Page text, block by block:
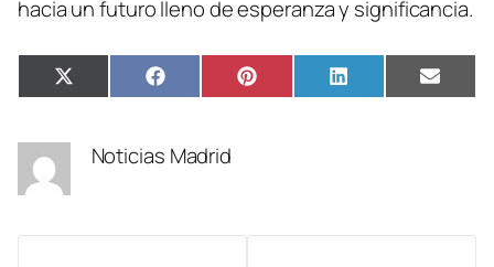
hacia un futuro lleno de esperanza y significancia.
Compartir
en
X
(Twitter)
Compartir
en
FacebookCompartir
en
PinterestCompartir
en
LinkedIn
en
Email
Noticias Madrid